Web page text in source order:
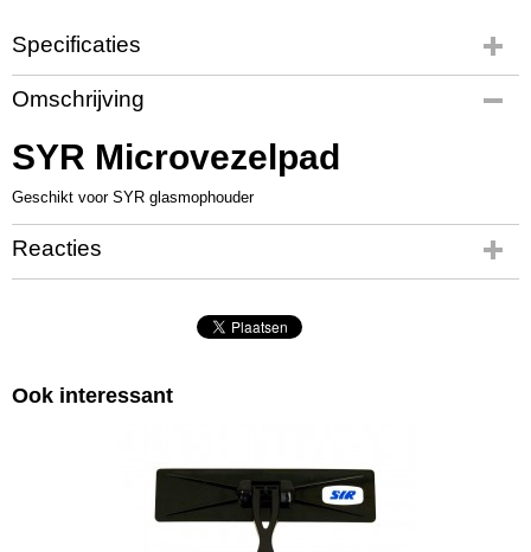
Specificaties
Productcode
OC7285
Omschrijving
SYR Microvezelpad
Geschikt voor SYR glasmophouder
Reacties
Ook interessant